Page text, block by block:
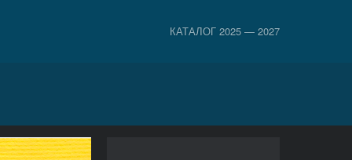
КАТАЛОГ 2025 — 2027